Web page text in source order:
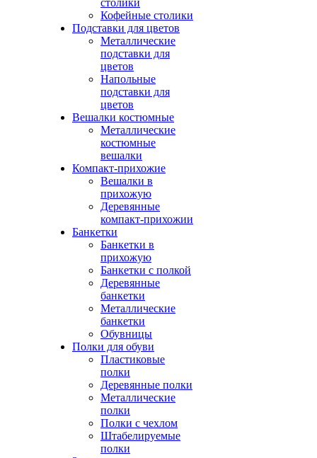
столики
Кофейные столики
Подставки для цветов
Металлические
подставки для
цветов
Напольные
подставки для
цветов
Вешалки костюмные
Металлические
костюмные
вешалки
Компакт-прихожие
Вешалки в
прихожую
Деревянные
компакт-прихожии
Банкетки
Банкетки в
прихожую
Банкетки с полкой
Деревянные
банкетки
Металлические
банкетки
Обувницы
Полки для обуви
Пластиковые
полки
Деревянные полки
Металлические
полки
Полки с чехлом
Штабелируемые
полки